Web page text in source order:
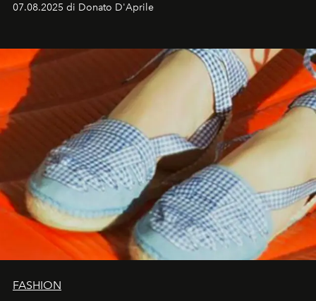
07.08.2025 di Donato D'Aprile
FASHION